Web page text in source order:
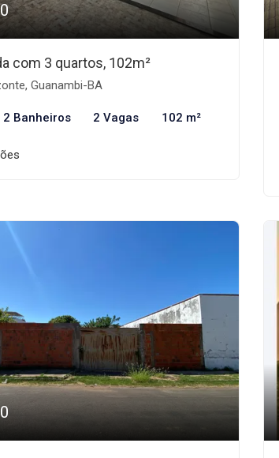
com 3 quartos, 102m²
Guanambi-BA
2 Banheiros 2 Vagas 102 m²